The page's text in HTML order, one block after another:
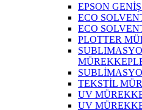
EPSON
ECO
ECO
PLOTTER
TEKSTİL
UV
UV